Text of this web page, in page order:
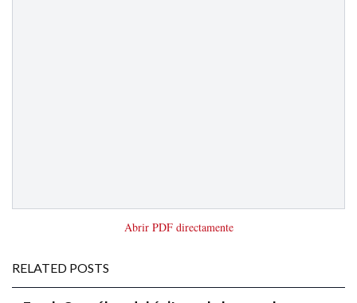
Abrir PDF directamente
RELATED POSTS